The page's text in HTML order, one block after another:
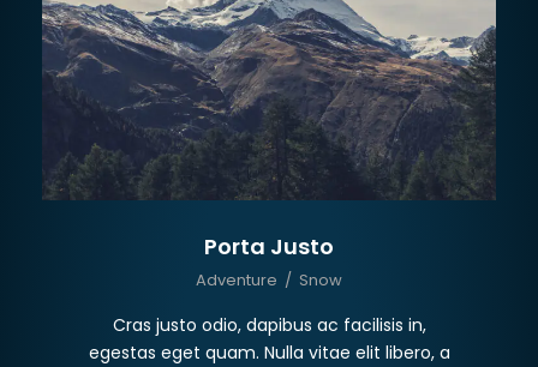
Porta Justo
Adventure / Snow
Cras justo odio, dapibus ac facilisis in,
egestas eget quam. Nulla vitae elit libero, a